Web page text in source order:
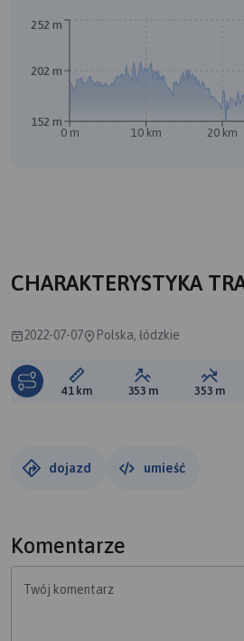
0 m 10 km 20 km
152 m
202 m
252 m
CHARAKTERYSTYKA
2022-07-07 Polska, łódzkie
Długość trasy:
41 km Suma przewyższeń:
353 m Suma
353 m
dojazd umieść
Komentarze
Twój komentarz